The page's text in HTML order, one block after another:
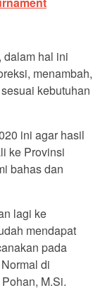
dalam hal ini
menambah,
kebutuhan
ini agar hasil
ke Provinsi
bahas dan
lagi ke
mendapat
pada
di
M.Si.